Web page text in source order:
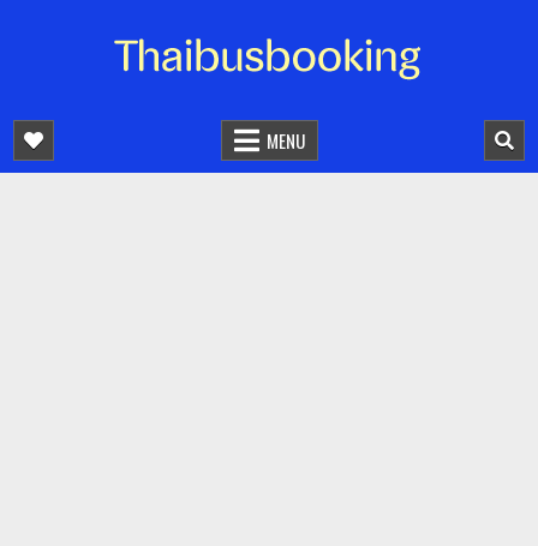
จองตั๋วรถออนไลน์ 24 ชั่วโมง
MENU